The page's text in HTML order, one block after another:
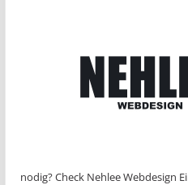
nodig? Check Nehlee Webdesign